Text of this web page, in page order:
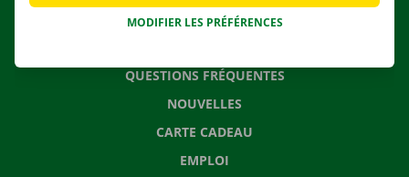
QUESTIONS FRÉQUENTES
NOUVELLES
CARTE CADEAU
EMPLOI
MODIFIER LES PRÉFÉRENCES